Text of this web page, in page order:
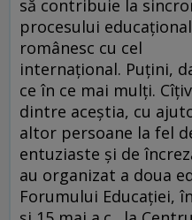
să contribuie la
procesului educaţional
românesc cu cel
internaţional. Puţini,
ce în ce mai mulţi.
dintre aceştia, cu
altor persoane la fel
entuziaste şi de
au organizat a doua
Forumului Educaţiei,